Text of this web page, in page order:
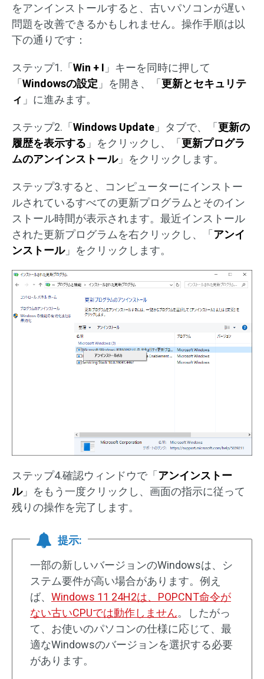
をアンインストールすると、古いパソコンが遅い
問題を改善できるかもしれません。操作手順は以
下の通りです：
ステップ1.「Win + I 」キーを同時に押して
「Windowsの設定 」を開き、「更新とセキュリテ
ィ 」に進みます。
ステップ2.「Windows Update 」タブで、「更新の
履歴を表示する 」をクリックし、「更新プログラ
ムのアンインストール」をクリックします。
ステップ3.すると、コンピューターにインストー
ルされているすべての更新プログラムとそのイン
ストール時間が表示されます。最近インストール
された更新プログラムを右クリックし、「アンイ
ンストール」をクリックします。
ステップ4.確認ウィンドウで「 アンインストー
ル」をもう一度クリックし、画面の指示に従って
残りの操作を完了します。
提示:
一部の新しいバージョンのWindowsは、シ
ステム要件が高い場合があります。例え
ば、 Windows 11 24H2は、POPCNT命令が
ない古いCPUでは動作しません。したがっ
て、お使いのパソコンの仕様に応じて、最
適なWindowsのバージョンを選択する必要
があります。